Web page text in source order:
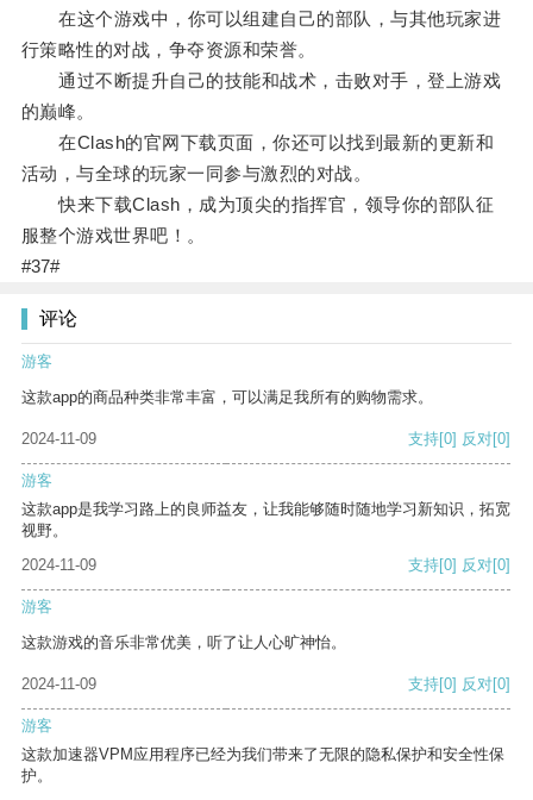
在这个游戏中，你可以组建自己的部队，与其他玩家进
行策略性的对战，争夺资源和荣誉。
通过不断提升自己的技能和战术，击败对手，登上游戏
的巅峰。
在Clash的官网下载页面，你还可以找到最新的更新和
活动，与全球的玩家一同参与激烈的对战。
快来下载Clash，成为顶尖的指挥官，领导你的部队征
服整个游戏世界吧！。
#37#
评论
游客
这款app的商品种类非常丰富，可以满足我所有的购物需求。
2024-11-09 支持[0] 反对[0]
游客
这款app是我学习路上的良师益友，让我能够随时随地学习新知识，拓宽
视野。
2024-11-09
支持[0] 反对[0]
游客
这款游戏的音乐非常优美，听了让人心旷神怡。
2024-11-09 支持[0] 反对[0]
游客
这款加速器VPM应用程序已经为我们带来了无限的隐私保护和安全性保
护。